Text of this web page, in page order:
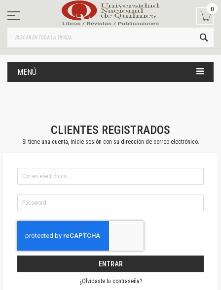
contenido
0
MENÚ
CLIENTES REGISTRADOS
Si tiene una cuenta, inicie sesión con su dirección de correo electrónico.
ENTRAR
¿Olvidaste tu contraseña?